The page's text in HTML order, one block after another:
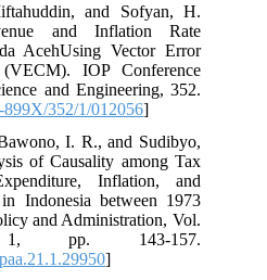
and Sofyan, H.
and Inflation Rate
AcehUsing Vector Error
IOP Conference
and Engineering, 352.
352/1/012056]
I. R., and Sudibyo,
of Causality among Tax
Inflation, and
Indonesia between 1973
and Administration, Vol.
pp. 143-157.
]